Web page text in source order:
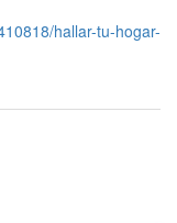
hallar-tu-hogar-